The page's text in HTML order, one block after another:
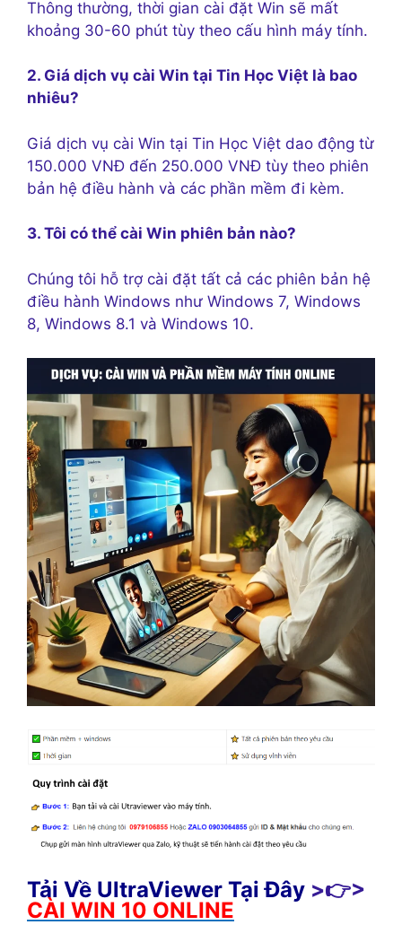
Thông thường, thời gian cài đặt Win sẽ mất
khoảng 30-60 phút tùy theo cấu hình máy tính.
2. Giá dịch vụ cài Win tại Tin Học Việt là bao
nhiêu?
Giá dịch vụ cài Win tại Tin Học Việt dao động từ
150.000 VNĐ đến 250.000 VNĐ tùy theo phiên
bản hệ điều hành và các phần mềm đi kèm.
3. Tôi có thể cài Win phiên bản nào?
Chúng tôi hỗ trợ cài đặt tất cả các phiên bản hệ
điều hành Windows như Windows 7, Windows
8, Windows 8.1 và Windows 10.
Tải Về UltraViewer Tại Đây >👉>
CÀI WIN 10 ONLINE